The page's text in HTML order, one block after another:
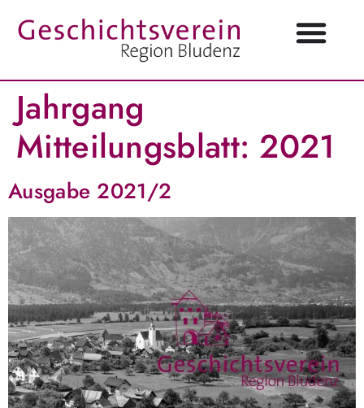
Jahrgang
Mitteilungsblatt: 2021
Ausgabe 2021/2